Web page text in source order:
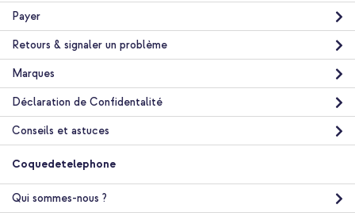
10 % de réduction
41,98 €
Livraison gratuite 40,08 €
Livraison
gratuite
MagSafe Apple iPhone 14 Pro - Nude + Powerbank Vivid 5 000
mAh - MagSafe et Qi - Desert Gold / Leopard
Payer
Retours & signaler un problème
Marques
Déclaration de Confidentalité
Conseils et astuces
Coquedetelephone
Qui sommes-nous ?